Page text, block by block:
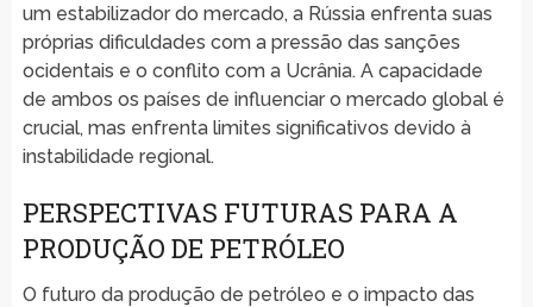
um estabilizador do mercado, a Rússia enfrenta suas
próprias dificuldades com a pressão das sanções
ocidentais e o conflito com a Ucrânia. A capacidade
de ambos os países de influenciar o mercado global é
crucial, mas enfrenta limites significativos devido à
instabilidade regional.
PERSPECTIVAS FUTURAS PARA A
PRODUÇÃO DE PETRÓLEO
O futuro da produção de petróleo e o impacto das